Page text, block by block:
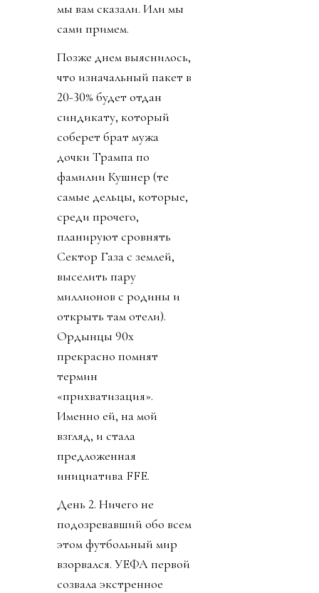
мы вам сказали. Или мы
сами примем.
Позже днем выяснилось,
что изначальный пакет в
20-30% будет отдан
синдикату, который
соберет брат мужа
дочки Трампа по
фамилии Кушнер (те
самые дельцы, которые,
среди прочего,
планируют сровнять
Сектор Газа с землей,
выселить пару
миллионов с родины и
открыть там отели).
Ордынцы 90х
прекрасно помнят
термин
«прихватизация».
Именно ей, на мой
взгляд, и стала
предложенная
инициатива FFE.
День 2. Ничего не
подозревавший обо всем
этом футбольный мир
взорвался. УЕФА первой
созвала экстренное